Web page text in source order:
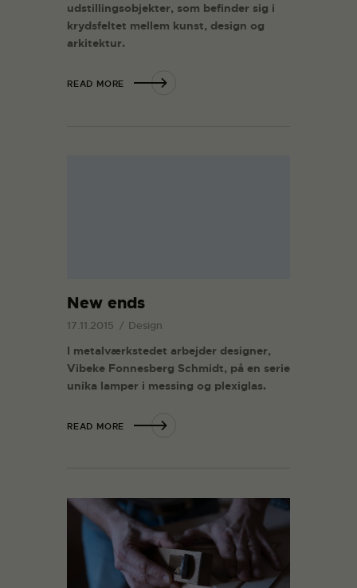
udstillingsobjekter, som befinder sig i
krydsfeltet mellem kunst, design og
arkitektur.
READ MORE
New ends
17.11.2015 Design
I metalværkstedet arbejder designer,
Vibeke Fonnesberg Schmidt, på en serie
unika lamper i messing og plexiglas.
READ MORE